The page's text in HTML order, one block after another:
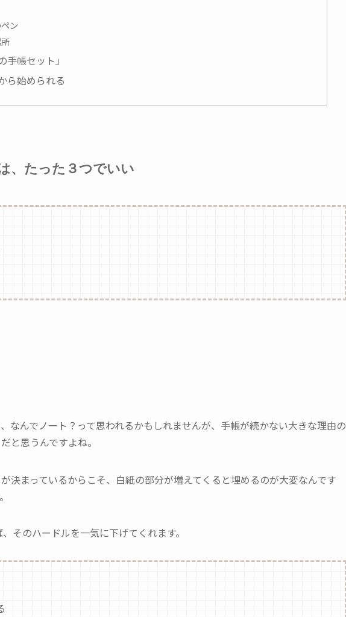
ン
帳セット」
ら始められる
、たった３つでいい
なんでノート？って思われるかもしれませんが、手帳が続かない大きな理由の
だと思うんですよね。
決まっているからこそ、白紙の部分が増えてくると埋めるのが大変なんです
そのハードルを一気に下げてくれます。